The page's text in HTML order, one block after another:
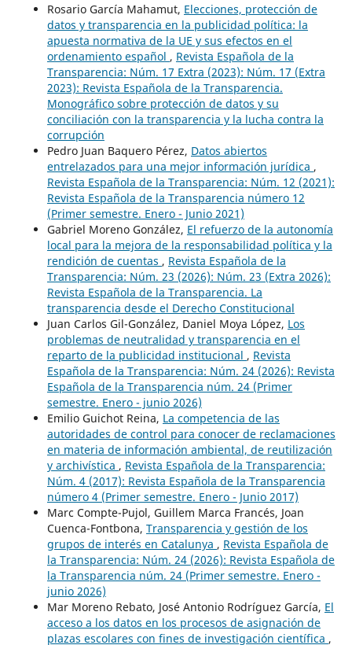
Rosario García Mahamut, Elecciones, protección de
datos y transparencia en la publicidad política: la
apuesta normativa de la UE y sus efectos en el
ordenamiento español , Revista Española de la
Transparencia: Núm. 17 Extra (2023): Núm. 17 (Extra
2023): Revista Española de la Transparencia.
Monográfico sobre protección de datos y su
conciliación con la transparencia y la lucha contra la
corrupción
Pedro Juan Baquero Pérez, Datos abiertos
entrelazados para una mejor información jurídica ,
Revista Española de la Transparencia: Núm. 12 (2021):
Revista Española de la Transparencia número 12
(Primer semestre. Enero - Junio 2021)
Gabriel Moreno González, El refuerzo de la autonomía
local para la mejora de la responsabilidad política y la
rendición de cuentas , Revista Española de la
Transparencia: Núm. 23 (2026): Núm. 23 (Extra 2026):
Revista Española de la Transparencia. La
transparencia desde el Derecho Constitucional
Juan Carlos Gil-González, Daniel Moya López, Los
problemas de neutralidad y transparencia en el
reparto de la publicidad institucional , Revista
Española de la Transparencia: Núm. 24 (2026): Revista
Española de la Transparencia núm. 24 (Primer
semestre. Enero - junio 2026)
Emilio Guichot Reina, La competencia de las
autoridades de control para conocer de reclamaciones
en materia de información ambiental, de reutilización
y archivística , Revista Española de la Transparencia:
Núm. 4 (2017): Revista Española de la Transparencia
número 4 (Primer semestre. Enero - Junio 2017)
Marc Compte-Pujol, Guillem Marca Francés, Joan
Cuenca-Fontbona, Transparencia y gestión de los
grupos de interés en Catalunya , Revista Española de
la Transparencia: Núm. 24 (2026): Revista Española de
la Transparencia núm. 24 (Primer semestre. Enero -
junio 2026)
Mar Moreno Rebato, José Antonio Rodríguez García, El
acceso a los datos en los procesos de asignación de
plazas escolares con fines de investigación científica ,